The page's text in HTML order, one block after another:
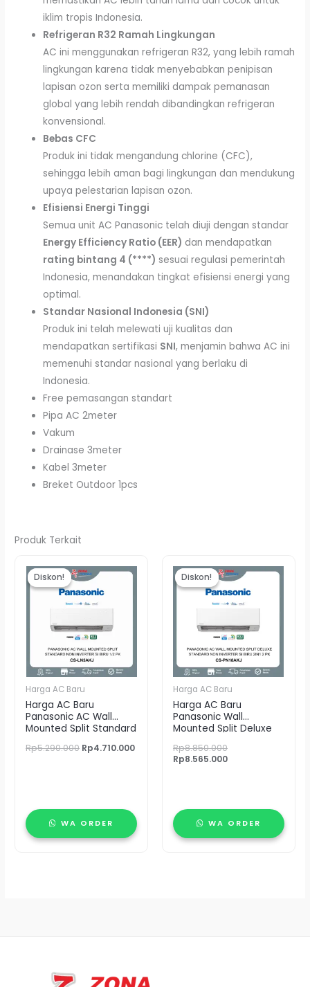
iklim tropis Indonesia.
Refrigeran R32 Ramah Lingkungan
AC ini menggunakan refrigeran R32, yang lebih ramah
lingkungan karena tidak menyebabkan penipisan
lapisan ozon serta memiliki dampak pemanasan
global yang lebih rendah dibandingkan refrigeran
konvensional.
Bebas CFC
Produk ini tidak mengandung chlorine (CFC),
sehingga lebih aman bagi lingkungan dan mendukung
upaya pelestarian lapisan ozon.
Efisiensi Energi Tinggi
Semua unit AC Panasonic telah diuji dengan standar
Energy Efficiency Ratio (EER) dan mendapatkan
rating bintang 4 (****) sesuai regulasi pemerintah
Indonesia, menandakan tingkat efisiensi energi yang
optimal.
Standar Nasional Indonesia (SNI)
Produk ini telah melewati uji kualitas dan
mendapatkan sertifikasi SNI, menjamin bahwa AC ini
memenuhi standar nasional yang berlaku di
Indonesia.
Free pemasangan standart
Pipa AC 2meter
Vakum
Drainase 3meter
Kabel 3meter
Breket Outdoor 1pcs
Produk Terkait
Diskon!
Diskon!
Harga AC Baru
Harga AC Baru
Panasonic AC Wall
Mounted Split Standard
LN5AKJ
Rp5.290.000
aslinya
adalah:
Rp5.290.000.
Rp4.710.000
WA ORDER
Diskon!
Diskon!
Harga AC Baru
Harga AC Baru
Panasonic Wall
Mounted Split Deluxe
Si Biru 2in1 2 PK – CS-
PN18AKJ
Rp8.850.000
aslinya
adalah:
Rp8.850.000.
Rp8.565.000
saat
ini
adalah:
Rp8.565.000.
WA ORDER